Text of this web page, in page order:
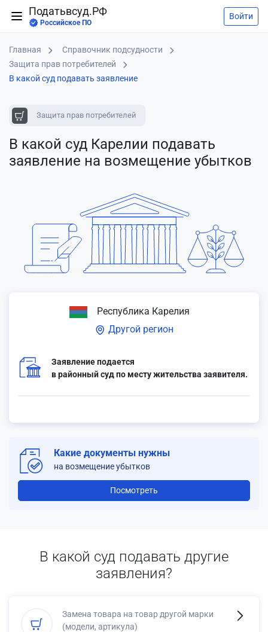
Податьвсуд.РФ
Российское ПО
Войти
Главная
Справочник подсудности
Защита прав потребителей
В какой суд подавать заявление
Защита прав потребителей
В какой суд Карелии подавать
заявление на возмещение убытков
Республика Карелия
Другой регион
Заявление подается
в районный суд по месту жительства заявителя.
Какие документы нужны
на возмещение убытков
Посмотреть
В какой суд подавать другие
заявления?
Замена товара на товар другой марки
(модели, артикула)